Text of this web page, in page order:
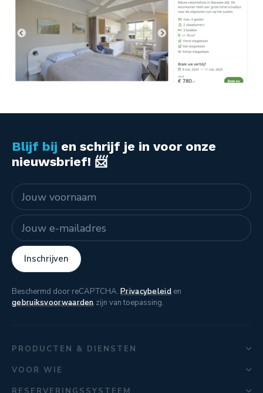
Blijf bij en schrijf je in voor onze
nieuwsbrief! 📨
Naam
E-mailadres
Inschrijven
Beschermd door reCAPTCHA. Privacybeleiden
gebruiksvoorwaardenzijn van toepassing.
PRODUCTEN & DIENSTEN
VOOR WIE